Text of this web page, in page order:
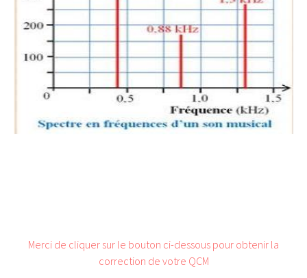
Merci de cliquer sur le bouton ci-dessous pour obtenir la
correction de votre QCM